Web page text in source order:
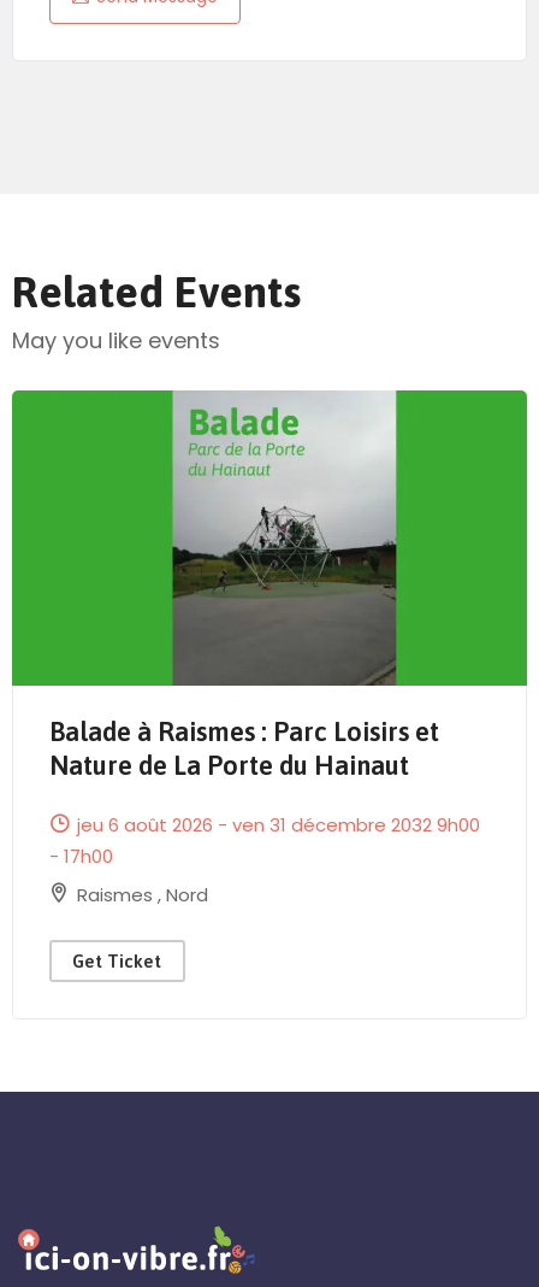
Send Mail
Related Events
May you like events
Balade à Raismes : Parc Loisirs et
Nature de La Porte du Hainaut
jeu 6 août 2026 - ven 31 décembre 2032 9h00
- 17h00
Raismes ,Nord
Get Ticket